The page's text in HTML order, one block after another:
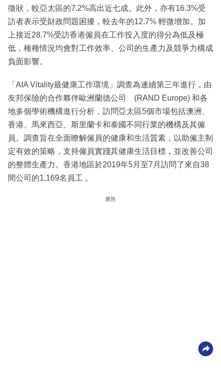
徵狀，較亞太區的7.2%高出近七成。此外，亦有16.3%受
訪者表示受財政問題困擾，較去年的12.7% 輕微增加。加
上接近28.7%受訪香港僱員在工作投入度的得分為低及極
低，種種情況均會對工作效率、公司的生產力及競爭力構成
負面影響。
「AIA Vitality最健康工作環境」調查為連續第三年進行，由
友邦保險的合作夥伴歐洲蘭德公司 (RAND Europe) 和各
地多個學術機構進行分析，訪問亞太區5個市場包括澳洲、
香港、馬來西亞、斯里蘭卡和泰國不同行業的機構及其僱
員。調查旨在全面瞭解僱員的健康和生活質素，以助僱主制
定有效的策略，支持僱員實踐其健康生活目標，並改善公司
的整體生產力。香港地區於2019年5月至7月訪問了來自38
間公司的1,169名員工 。
廣告